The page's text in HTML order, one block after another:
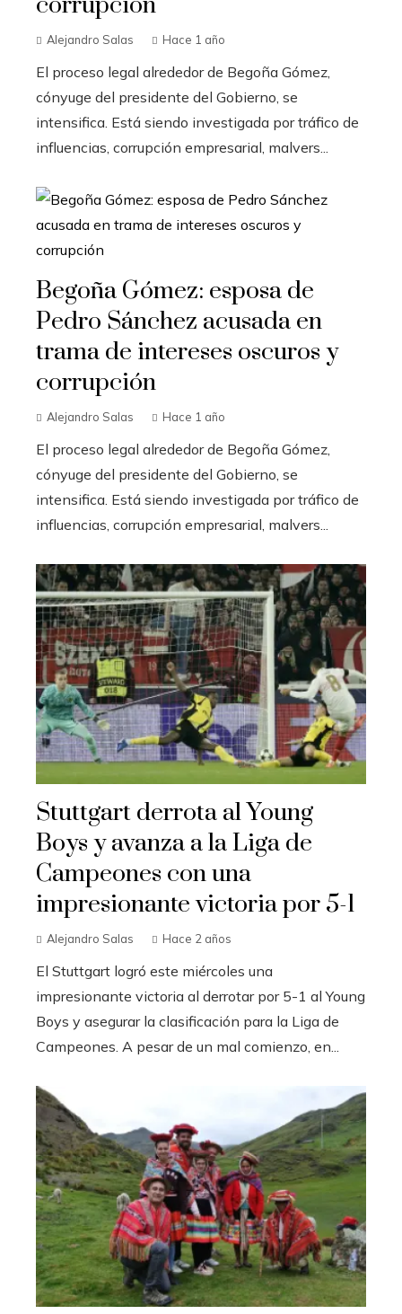
Alejandro Salas Hace 1 año
El proceso legal alrededor de Begoña Gómez,
cónyuge del presidente del Gobierno, se
intensifica. Está siendo investigada por tráfico de
influencias, corrupción empresarial, malvers...
Begoña Gómez: esposa de
Pedro Sánchez acusada en
trama de intereses oscuros y
corrupción
Alejandro Salas Hace 1 año
El proceso legal alrededor de Begoña Gómez,
cónyuge del presidente del Gobierno, se
intensifica. Está siendo investigada por tráfico de
influencias, corrupción empresarial, malvers...
Stuttgart derrota al Young
Boys y avanza a la Liga de
Campeones con una
impresionante victoria por 5-1
Alejandro Salas Hace 2 años
El Stuttgart logró este miércoles una
impresionante victoria al derrotar por 5-1 al Young
Boys y asegurar la clasificación para la Liga de
Campeones. A pesar de un mal comienzo, en...